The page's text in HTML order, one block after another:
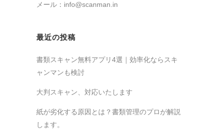
メール：info@scanman.in
最近の投稿
書類スキャン無料アプリ4選｜効率化ならスキ
ャンマンも検討
大判スキャン、対応いたします
紙が劣化する原因とは？書類管理のプロが解説
します。